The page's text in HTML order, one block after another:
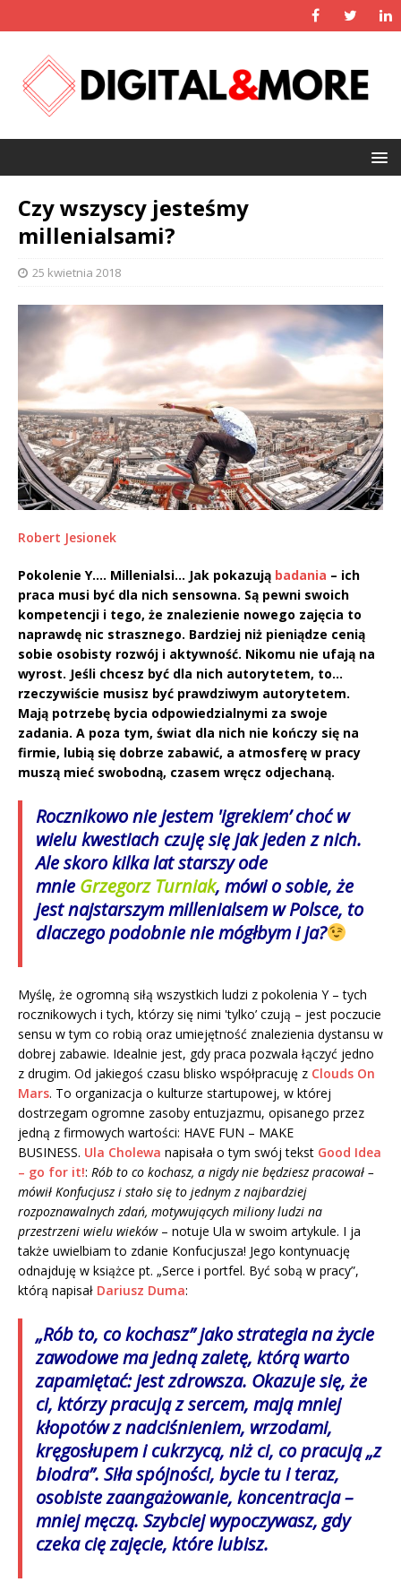
Czy wszyscy jesteśmy
millenialsami?
25 kwietnia 2018
Robert Jesionek
Pokolenie Y…. Millenialsi… Jak pokazują badania – ich
praca musi być dla nich sensowna. Są pewni swoich
kompetencji i tego, że znalezienie nowego zajęcia to
naprawdę nic strasznego. Bardziej niż pieniądze cenią
sobie osobisty rozwój i aktywność. Nikomu nie ufają na
wyrost. Jeśli chcesz być dla nich autorytetem, to…
rzeczywiście musisz być prawdziwym autorytetem.
Mają potrzebę bycia odpowiedzialnymi za swoje
zadania. A poza tym, świat dla nich nie kończy się na
firmie, lubią się dobrze zabawić, a atmosferę w pracy
muszą mieć swobodną, czasem wręcz odjechaną.
Rocznikowo nie jestem 'igrekiem’ choć w
wielu kwestiach czuję się jak jeden z nich.
Ale skoro kilka lat starszy ode
mnieGrzegorz Turniak, mówi o sobie, że
jest najstarszym millenialsem w Polsce, to
dlaczego podobnie nie mógłbym i ja?
Myślę, że ogromną siłą wszystkich ludzi z pokolenia Y – tych
rocznikowych i tych, którzy się nimi 'tylko’ czują – jest poczucie
sensu w tym co robią oraz umiejętność znalezienia dystansu w
dobrej zabawie. Idealnie jest, gdy praca pozwala łączyć jedno
z drugim. Od jakiegoś czasu blisko współpracuję z Clouds On
Mars. To organizacja o kulturze startupowej, w której
dostrzegam ogromne zasoby entuzjazmu, opisanego przez
jedną z firmowych wartości: HAVE FUN – MAKE
BUSINESS. Ula Cholewa napisała o tym swój tekst Good Idea
– go for it!: Rób to co kochasz, a nigdy nie będziesz pracował –
mówił Konfucjusz i stało się to jednym z najbardziej
rozpoznawalnych zdań, motywujących miliony ludzi na
przestrzeni wielu wieków– notuje Ula w swoim artykule. I ja
także uwielbiam to zdanie Konfucjusza! Jego kontynuację
odnajduję w książce pt. „Serce i portfel. Być sobą w pracy”,
którą napisał Dariusz Duma:
„Rób to, co kochasz” jako strategia na życie
zawodowe ma jedną zaletę, którą warto
zapamiętać: jest zdrowsza. Okazuje się, że
ci, którzy pracują z sercem, mają mniej
kłopotów z nadciśnieniem, wrzodami,
kręgosłupem i cukrzycą, niż ci, co pracują „z
biodra”. Siła spójności, bycie tu i teraz,
osobiste zaangażowanie, koncentracja –
mniej męczą. Szybciej wypoczywasz, gdy
czeka cię zajęcie, które lubisz.